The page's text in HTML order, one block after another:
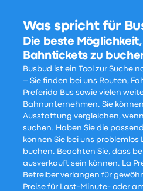
Was spricht für
Die beste
Bahntickets zu
Busbud ist ein Tool zur Suche
– Sie finden bei uns Routen,
Preferida Bus sowie vielen
Bahnunternehmen. Sie
Ausstattung vergleichen,
suchen. Haben Sie die
können Sie bei uns problemlos
buchen. Beachten Sie, dass
ausverkauft sein können. La
Betreiber verlangen für
Preise für Last-Minute- oder